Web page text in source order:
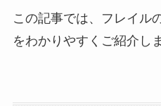
この記事では、フレイル
をわかりやすくご紹介し